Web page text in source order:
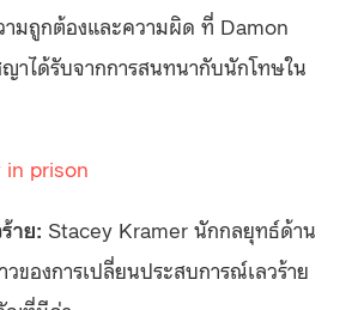
ามถูกต้องและความผิด ที่ Damon
าได้รับจากการสนทนากับนักโทษใน
in prison
าย: Stacey Kramer นักกลยุทธ์ด้าน
วของการเปลี่ยนประสบการณ์เลวร้าย